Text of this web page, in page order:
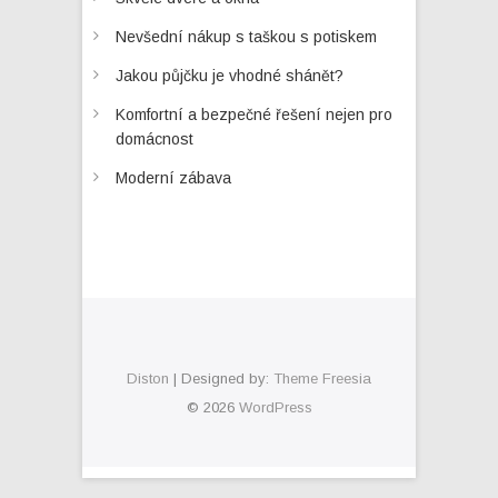
Nevšední nákup s taškou s potiskem
Jakou půjčku je vhodné shánět?
Komfortní a bezpečné řešení nejen pro
domácnost
Moderní zábava
Diston | Designed by: Theme Freesia
© 2026 WordPress